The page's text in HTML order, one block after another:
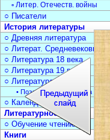
▫ Литер. Отечеств. войны
○ Писатели
История литературы
○ Древняя литература
○ Литерат. Средневековья
○ Литература 18 века
○ Литература 19 века
○ Литература 20 века
• Поэзия Серебрян. века
○ Календарь дат
Литературное чтение
○ Обучение чтению
Книги